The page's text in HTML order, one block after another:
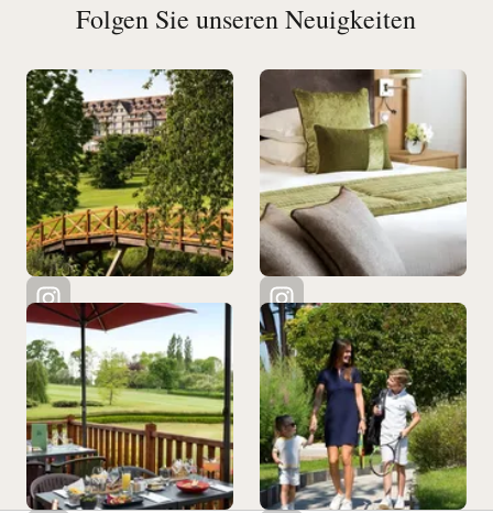
Folgen Sie unseren Neuigkeiten